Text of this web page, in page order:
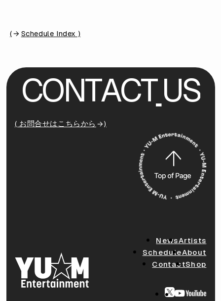
( Schedule Index )
CONTACT US
( お問合せはこちらから )
NewsArtists
ScheduleAbout
ContactShop